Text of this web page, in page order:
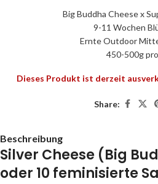
Big Buddha Cheese x
9-11 Wochen
Ernte Outdoor
450-500g pro
Dieses Produkt ist derzeit
Share:
Beschreibung
Silver Cheese (Big
oder 10 feminisierte